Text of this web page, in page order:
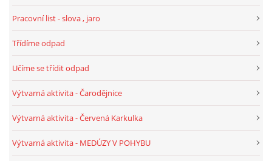
VELIKONOCE
KREATIVNÍ OVOCNÉ A ZELENINOVÉ MLSÁNÍ
Pracovní list - slova , jaro
Třídíme odpad
Učíme se třídit odpad
Výtvarná aktivita - Čarodějnice
Výtvarná aktivita - Červená Karkulka
Výtvarná aktivita - MEDÚZY V POHYBU